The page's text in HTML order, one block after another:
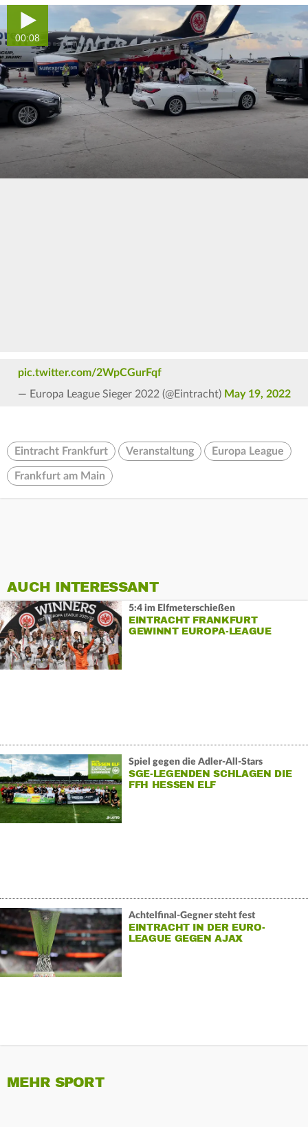
00:08
pic.twitter.com/2WpCGurFqf
— Europa League Sieger 2022 (@Eintracht) May 19, 2022
Eintracht Frankfurt Veranstaltung Europa League
Frankfurt am Main
AUCH INTERESSANT
5:4 im Elfmeterschießen
EINTRACHT FRANKFURT
GEWINNT EUROPA-LEAGUE
Spiel gegen die Adler-All-Stars
SGE-LEGENDEN SCHLAGEN DIE
FFH HESSEN ELF
Achtelfinal-Gegner steht fest
EINTRACHT IN DER EURO-
LEAGUE GEGEN AJAX
MEHR SPORT